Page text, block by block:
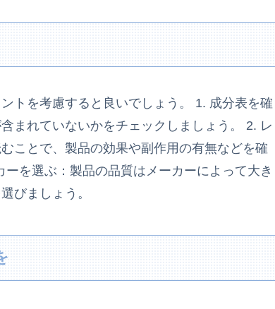
トを考慮すると良いでしょう。 1. 成分表を確
まれていないかをチェックしましょう。 2. レ
ことで、製品の効果や副作用の有無などを確
を選ぶ：製品の品質はメーカーによって大き
びましょう。